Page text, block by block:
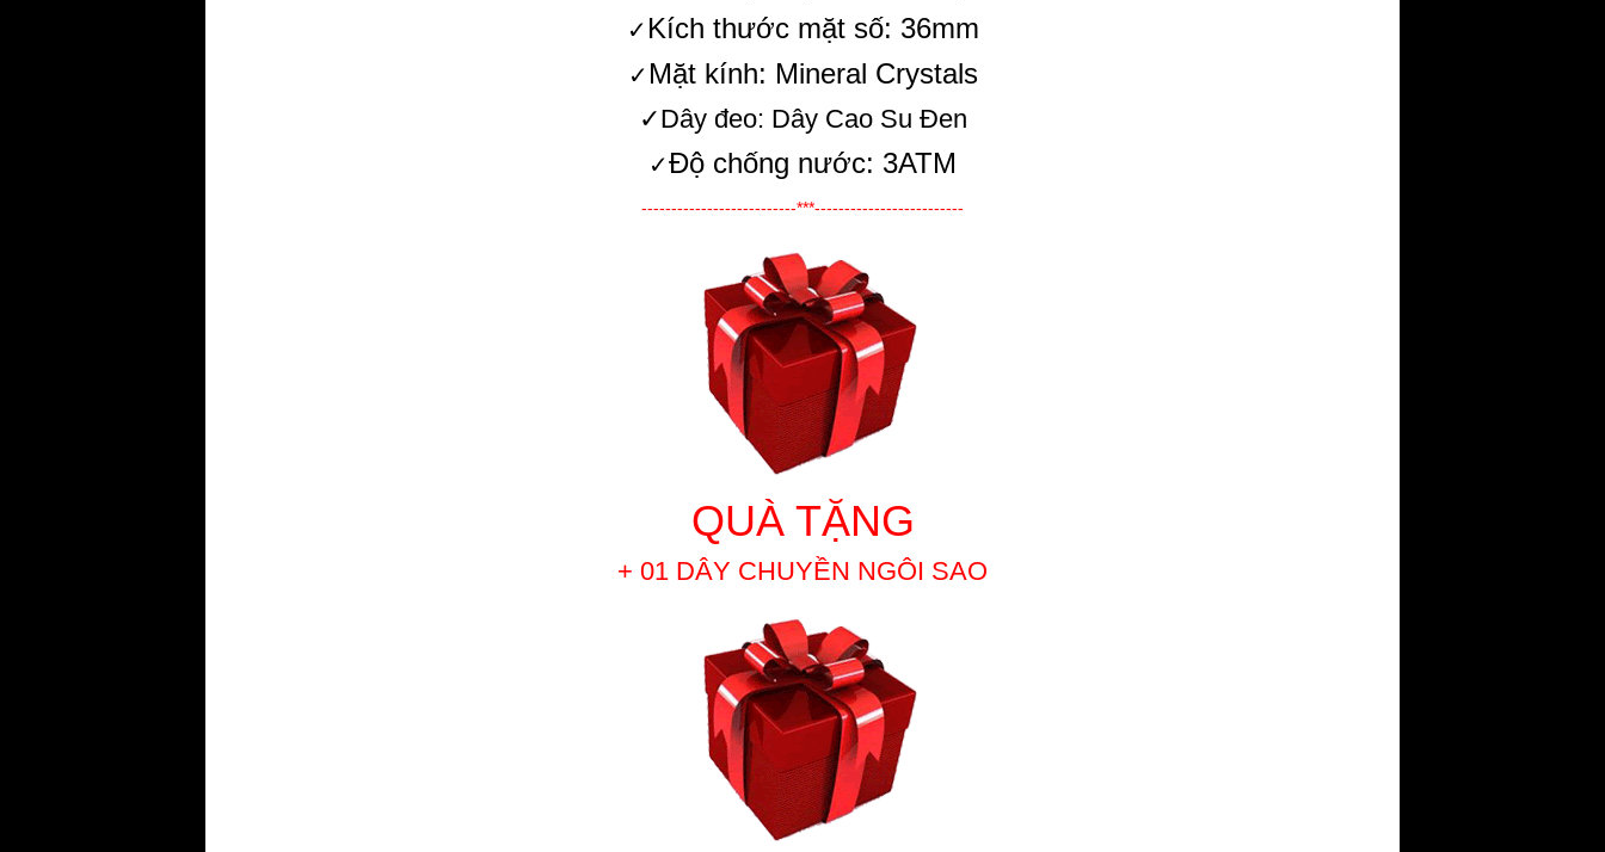
✓ Kích thước mặt số: 36mm
✓ Mặt kính: Mineral Crystals
✓Dây đeo: Dây Cao Su Đen
✓Độ chống nước: 3ATM
--------------------------***-------------------------
QUÀ TẶNG
+ 01 DÂY CHUYỀN NGÔI SAO